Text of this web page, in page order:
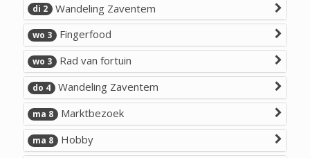
di 2 Wandeling Zaventem
wo 3 Fingerfood
wo 3 Rad van fortuin
do 4 Wandeling Zaventem
ma 8 Marktbezoek
ma 8 Hobby